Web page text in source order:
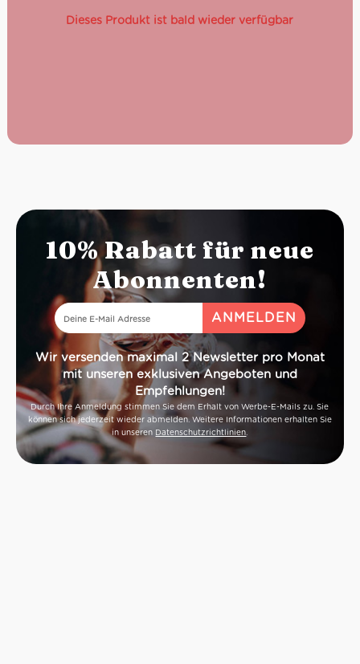
Dieses Produkt ist bald wieder verfügbar
10% Rabatt für neue
Abonnenten!
Wir versenden maximal 2 Newsletter pro Monat
mit unseren exklusiven Angeboten und
Empfehlungen!
Durch Ihre Anmeldung stimmen Sie dem Erhalt von Werbe-E-Mails zu. Sie
können sich jederzeit wieder abmelden. Weitere Informationen erhalten Sie
in unseren Datenschutzrichtlinien